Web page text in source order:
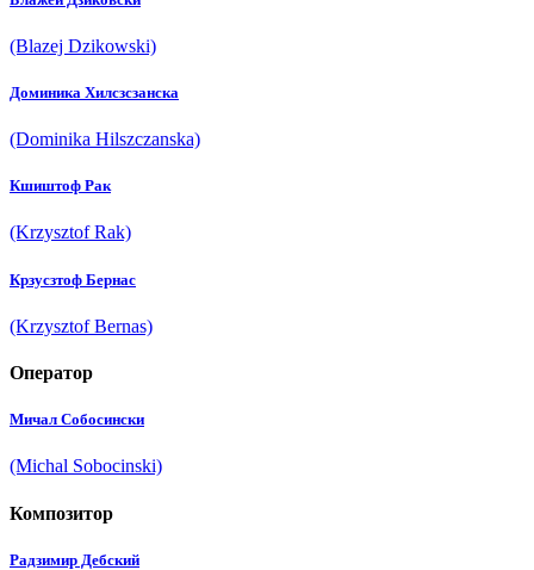
(Blazej Dzikowski)
Доминика Хилсзcзанска
(Dominika Hilszczanska)
Кшиштоф Рак
(Krzysztof Rak)
Крзyсзтоф Бернас
(Krzysztof Bernas)
Оператор
Мичал Собоcински
(Michal Sobocinski)
Композитор
Радзимир Дебский